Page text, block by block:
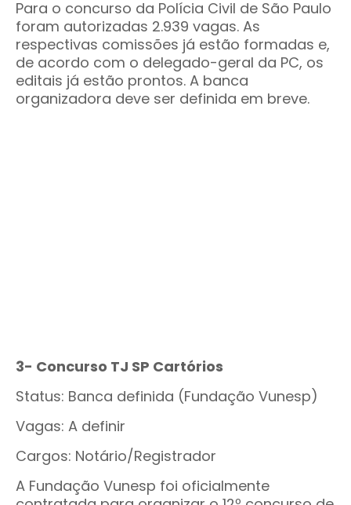
Para o concurso da Polícia Civil de São Paulo
foram autorizadas 2.939 vagas. As
respectivas comissões já estão formadas e,
de acordo com o delegado-geral da PC, os
editais já estão prontos. A banca
organizadora deve ser definida em breve.
3- Concurso TJ SP Cartórios
Status: Banca definida (Fundação Vunesp)
Vagas: A definir
Cargos: Notário/Registrador
A Fundação Vunesp foi oficialmente